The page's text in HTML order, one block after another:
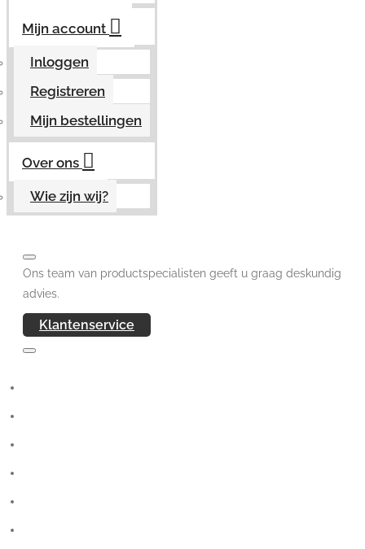
Mijn account
Inloggen
Registreren
Mijn bestellingen
Over ons
Wie zijn wij?
Ons team van productspecialisten geeft u graag deskundig
advies.
Klantenservice